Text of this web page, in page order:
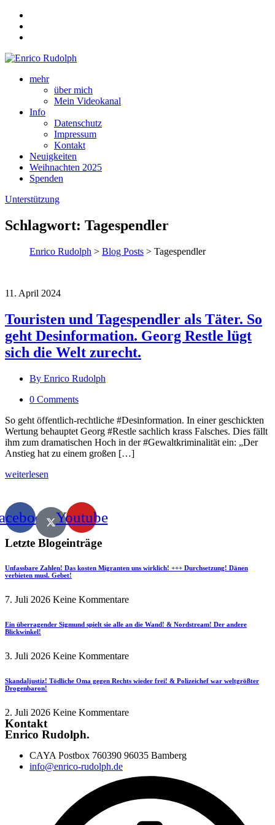
mehr
über mich
Mein Videokanal
Info
Datenschutz
Impressum
Kontakt
Neuigkeiten
Weihnachten 2025
Spenden
Unterstützung
Schlagwort: Tagespendler
Enrico Rudolph > Blog Posts > Tagespendler
11. April 2024
Touristen und Tagespendler als Täter. So
geht Desinformation. Georg Restle lügt
sich die Welt zurecht.
By Enrico Rudolph
0 Comments
So geht öffentlich-rechtliche #Desinformation. In einer geschickten
Wertung behauptet Georg #Restle sachlich krass Falsches. Dies fällt
ihm zum dramatischen Hoch in der #Gewaltkriminalität ein: „Der
Anstieg hat zu einem großen […]
weiterlesen
Youtube
Letzte Blogeinträge
Unfassbare Zahlen! Das kosten Migranten uns wirklich! +++ Durchsetzung! Dänen
verbieten musl. Gebet!
7. Juli 2026 Keine Kommentare
Ein überragender Sigmund spielt sie alle an die Wand! & Nordstream! Der andere
Blickwinkel!
3. Juli 2026 Keine Kommentare
Skandaljustiz! Tödliche Oma gegen Rechts wieder frei! & Polizeichef war weltgrößter
Drogenbaron!
2. Juli 2026 Keine Kommentare
Kontakt
Enrico Rudolph.
CAYA Postbox 760390 96035 Bamberg
info@enrico-rudolph.de